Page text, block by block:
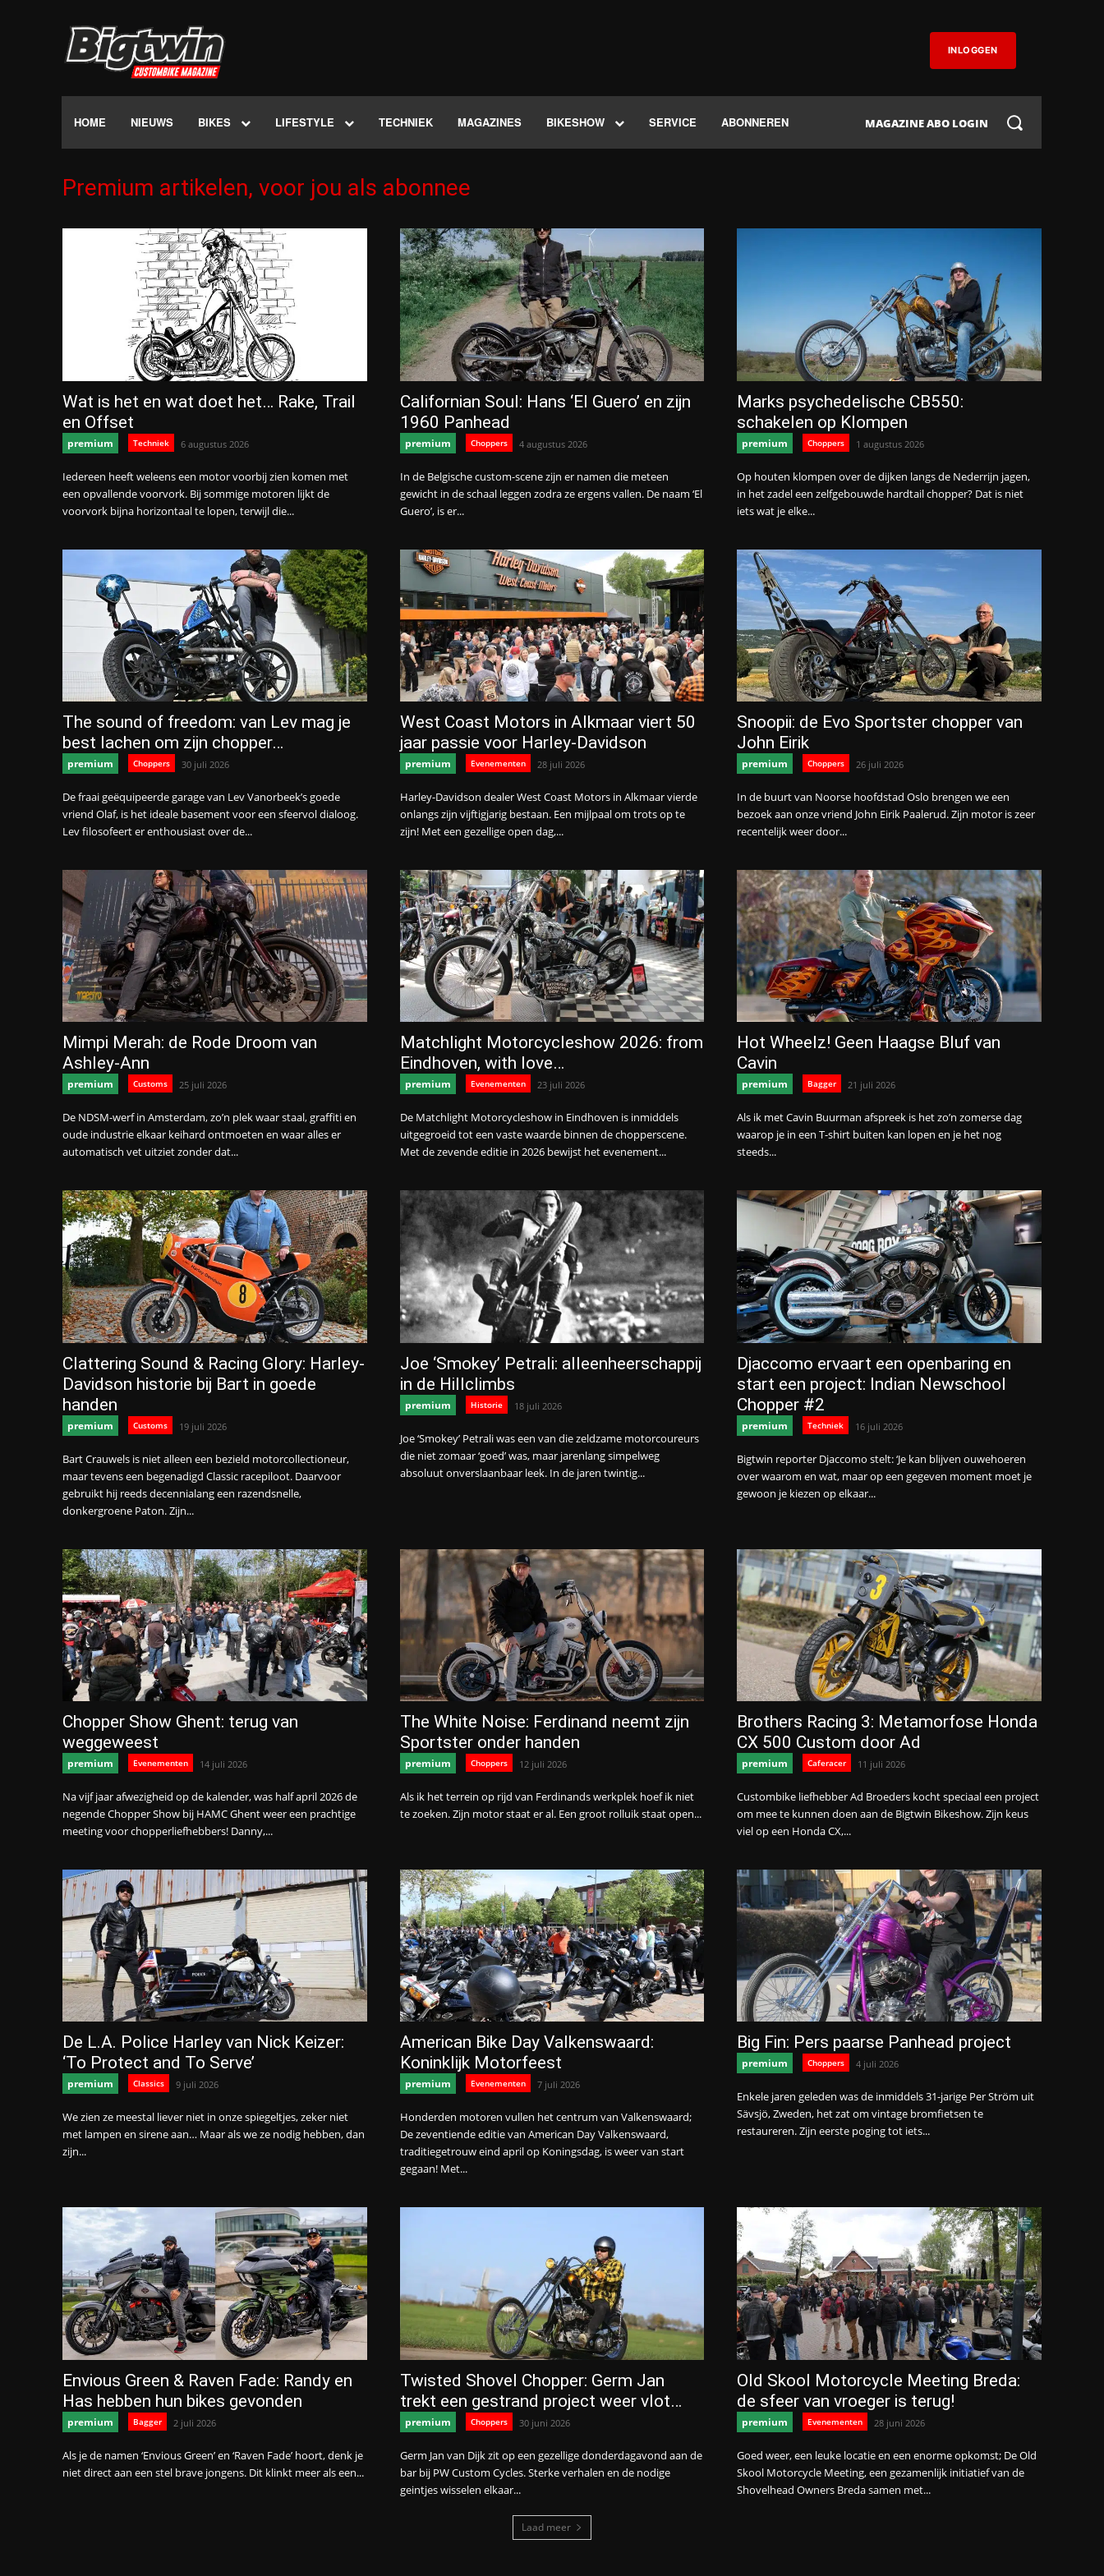
INLOGGEN
HOME NIEUWS BIKES LIFESTYLE TECHNIEK MAGAZINES BIKESHOW SERVICE ABONNEREN MAGAZINE ABO LOGIN
Premium artikelen, voor jou als abonnee
Wat is het en wat doet het… Rake, Trail
en Offset
premium Techniek 6 augustus 2026
Iedereen heeft weleens een motor voorbij zien komen met
een opvallende voorvork. Bij sommige motoren lijkt de
voorvork bijna horizontaal te lopen, terwijl die...
Californian Soul: Hans ‘El Guero’ en zijn
1960 Panhead
premium Choppers 4 augustus 2026
In de Belgische custom-scene zijn er namen die meteen
gewicht in de schaal leggen zodra ze ergens vallen. De naam ‘El
Guero’, is er...
Marks psychedelische CB550:
schakelen op Klompen
premium Choppers 1 augustus 2026
Op houten klompen over de dijken langs de Nederrijn jagen,
in het zadel een zelfgebouwde hardtail chopper? Dat is niet
iets wat je elke...
The sound of freedom: van Lev mag je
best lachen om zijn chopper…
premium Choppers 30 juli 2026
De fraai geëquipeerde garage van Lev Vanorbeek’s goede
vriend Olaf, is het ideale basement voor een sfeervol dialoog.
Lev filosofeert er enthousiast over de...
West Coast Motors in Alkmaar viert 50
jaar passie voor Harley-Davidson
premium Evenementen 28 juli 2026
Harley-Davidson dealer West Coast Motors in Alkmaar vierde
onlangs zijn vijftigjarig bestaan. Een mijlpaal om trots op te
zijn! Met een gezellige open dag,...
Snoopii: de Evo Sportster chopper van
John Eirik
premium Choppers 26 juli 2026
In de buurt van Noorse hoofdstad Oslo brengen we een
bezoek aan onze vriend John Eirik Paalerud. Zijn motor is zeer
recentelijk weer door...
Mimpi Merah: de Rode Droom van
Ashley-Ann
premium Customs 25 juli 2026
De NDSM-werf in Amsterdam, zo’n plek waar staal, graffiti en
oude industrie elkaar keihard ontmoeten en waar alles er
automatisch vet uitziet zonder dat...
Matchlight Motorcycleshow 2026: from
Eindhoven, with love…
premium Evenementen 23 juli 2026
De Matchlight Motorcycleshow in Eindhoven is inmiddels
uitgegroeid tot een vaste waarde binnen de chopperscene.
Met de zevende editie in 2026 bewijst het evenement...
Hot Wheelz! Geen Haagse Bluf van
Cavin
premium Bagger 21 juli 2026
Als ik met Cavin Buurman afspreek is het zo’n zomerse dag
waarop je in een T-shirt buiten kan lopen en je het nog
steeds...
Clattering Sound & Racing Glory: Harley-
Davidson historie bij Bart in goede
handen
premium Customs 19 juli 2026
Bart Crauwels is niet alleen een bezield motorcollectioneur,
maar tevens een begenadigd Classic racepiloot. Daarvoor
gebruikt hij reeds decennialang een razendsnelle,
donkergroene Paton. Zijn...
Joe ‘Smokey’ Petrali: alleenheerschappij
in de Hillclimbs
premium Historie 18 juli 2026
Joe ‘Smokey’ Petrali was een van die zeldzame motorcoureurs
die niet zomaar ‘goed’ was, maar jarenlang simpelweg
absoluut onverslaanbaar leek. In de jaren twintig...
Djaccomo ervaart een openbaring en
start een project: Indian Newschool
Chopper #2
premium Techniek 16 juli 2026
Bigtwin reporter Djaccomo stelt: ‘Je kan blijven ouwehoeren
over waarom en wat, maar op een gegeven moment moet je
gewoon je kiezen op elkaar...
Chopper Show Ghent: terug van
weggeweest
premium Evenementen 14 juli 2026
Na vijf jaar afwezigheid op de kalender, was half april 2026 de
negende Chopper Show bij HAMC Ghent weer een prachtige
meeting voor chopperliefhebbers! Danny,...
The White Noise: Ferdinand neemt zijn
Sportster onder handen
premium Choppers 12 juli 2026
Als ik het terrein op rijd van Ferdinands werkplek hoef ik niet
te zoeken. Zijn motor staat er al. Een groot rolluik staat open...
Brothers Racing 3: Metamorfose Honda
CX 500 Custom door Ad
premium Caferacer 11 juli 2026
Custombike liefhebber Ad Broeders kocht speciaal een project
om mee te kunnen doen aan de Bigtwin Bikeshow. Zijn keus
viel op een Honda CX,...
De L.A. Police Harley van Nick Keizer:
‘To Protect and To Serve’
premium Classics 9 juli 2026
We zien ze meestal liever niet in onze spiegeltjes, zeker niet
met lampen en sirene aan… Maar als we ze nodig hebben, dan
zijn...
American Bike Day Valkenswaard:
Koninklijk Motorfeest
premium Evenementen 7 juli 2026
Honderden motoren vullen het centrum van Valkenswaard;
De zeventiende editie van American Day Valkenswaard,
traditiegetrouw eind april op Koningsdag, is weer van start
gegaan! Met...
Big Fin: Pers paarse Panhead project
premium Choppers 4 juli 2026
Enkele jaren geleden was de inmiddels 31-jarige Per Ström uit
Sävsjö, Zweden, het zat om vintage bromfietsen te
restaureren. Zijn eerste poging tot iets...
Envious Green & Raven Fade: Randy en
Has hebben hun bikes gevonden
premium Bagger 2 juli 2026
Als je de namen ‘Envious Green’ en ‘Raven Fade’ hoort, denk je
niet direct aan een stel brave jongens. Dit klinkt meer als een...
Twisted Shovel Chopper: Germ Jan
trekt een gestrand project weer vlot…
premium Choppers 30 juni 2026
Germ Jan van Dijk zit op een gezellige donderdagavond aan de
bar bij PW Custom Cycles. Sterke verhalen en de nodige
geintjes wisselen elkaar...
Old Skool Motorcycle Meeting Breda:
de sfeer van vroeger is terug!
premium Evenementen 28 juni 2026
Goed weer, een leuke locatie en een enorme opkomst; De Old
Skool Motorcycle Meeting, een gezamenlijk initiatief van de
Shovelhead Owners Breda samen met...
Laad meer